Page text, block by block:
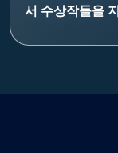
서 수상작들을